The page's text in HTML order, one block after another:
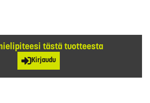
tästä tuotteesta
Kirjaudu